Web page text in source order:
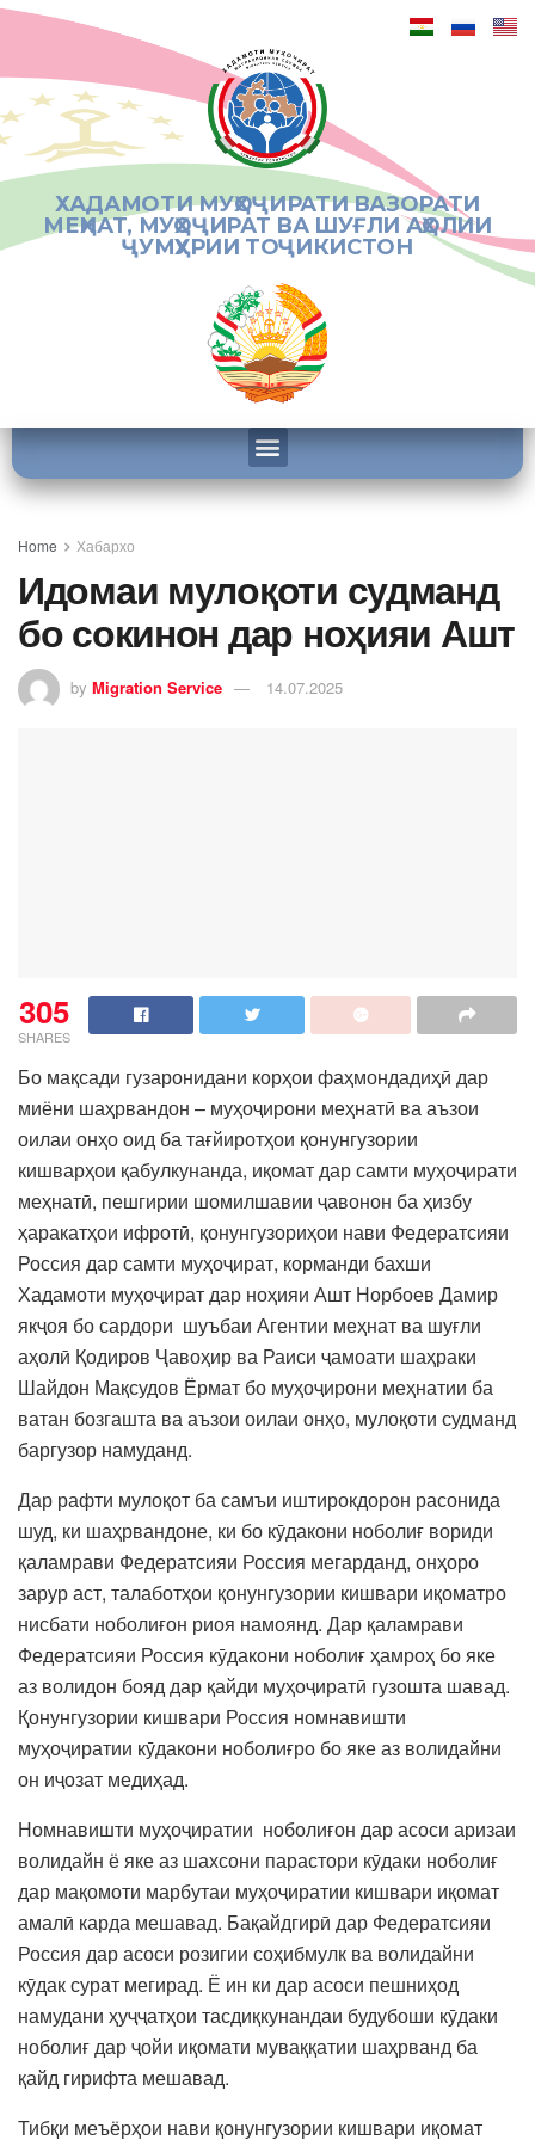
ХАДАМОТИ МУҲОҶИРАТИ ВАЗОРАТИ
МЕҲНАТ, МУҲОҶИРАТ ВА ШУҒЛИ АҲОЛИИ
ҶУМҲУРИИ ТОҶИКИСТОН
Home Хабархо
Идомаи мулоқоти судманд
бо сокинон дар ноҳияи Ашт
by Migration Service 14.07.2025
305
SHARES
Бо мақсади гузаронидани корҳои фаҳмондадиҳӣ дар
миёни шаҳрвандон – муҳоҷирони меҳнатӣ ва аъзои
оилаи онҳо оид ба тағйиротҳои қонунгузории
кишварҳои қабулкунанда, иқомат дар самти муҳоҷирати
меҳнатӣ, пешгирии шомилшавии ҷавонон ба ҳизбу
ҳаракатҳои ифротӣ, қонунгузориҳои нави Федератсияи
Россия дар самти муҳоҷират, корманди бахши
Хадамоти муҳоҷират дар ноҳияи Ашт Норбоев Дамир
якҷоя бо сардори шуъбаи Агентии меҳнат ва шуғли
аҳолӣ Қодиров Ҷавоҳир ва Раиси ҷамоати шаҳраки
Шайдон Мақсудов Ёрмат бо муҳоҷирони меҳнатии ба
ватан бозгашта ва аъзои оилаи онҳо, мулоқоти судманд
баргузор намуданд.
Дар рафти мулоқот ба самъи иштирокдорон расонида
шуд, ки шаҳрвандоне, ки бо кӯдакони ноболиғ вориди
қаламрави Федератсияи Россия мегарданд, онҳоро
зарур аст, талаботҳои қонунгузории кишвари иқоматро
нисбати ноболиғон риоя намоянд. Дар қаламрави
Федератсияи Россия кӯдакони ноболиғ ҳамроҳ бо яке
аз волидон бояд дар қайди муҳоҷиратӣ гузошта шавад.
Қонунгузории кишвари Россия номнавишти
муҳоҷиратии кӯдакони ноболиғро бо яке аз волидайни
он иҷозат медиҳад.
Номнавишти муҳоҷиратии ноболиғон дар асоси аризаи
волидайн ё яке аз шахсони парастори кӯдаки ноболиғ
дар мақомоти марбутаи муҳоҷиратии кишвари иқомат
амалӣ карда мешавад. Бақайдгирӣ дар Федератсияи
Россия дар асоси розигии соҳибмулк ва волидайни
кӯдак сурат мегирад. Ё ин ки дар асоси пешниҳод
намудани ҳуҷҷатҳои тасдиқкунандаи будубоши кӯдаки
ноболиғ дар ҷойи иқомати муваққатии шаҳрванд ба
қайд гирифта мешавад.
Тибқи меъёрҳои нави қонунгузории кишвари иқомат